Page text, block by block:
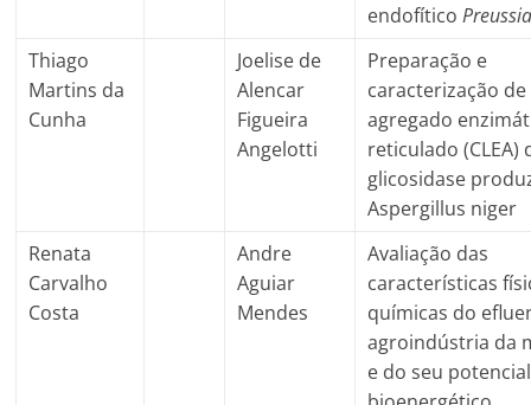
endofítico
Thiago
Martins da
Cunha
Joelise de
Alencar
Figueira
Angelotti
Preparação e
caracterização
agregado
reticulado (CLEA)
glicosidase
Aspergillus niger
Renata
Carvalho
Costa
Andre
Aguiar
Mendes
Avaliação das
características
químicas do
agroindústria da
e do seu potencial